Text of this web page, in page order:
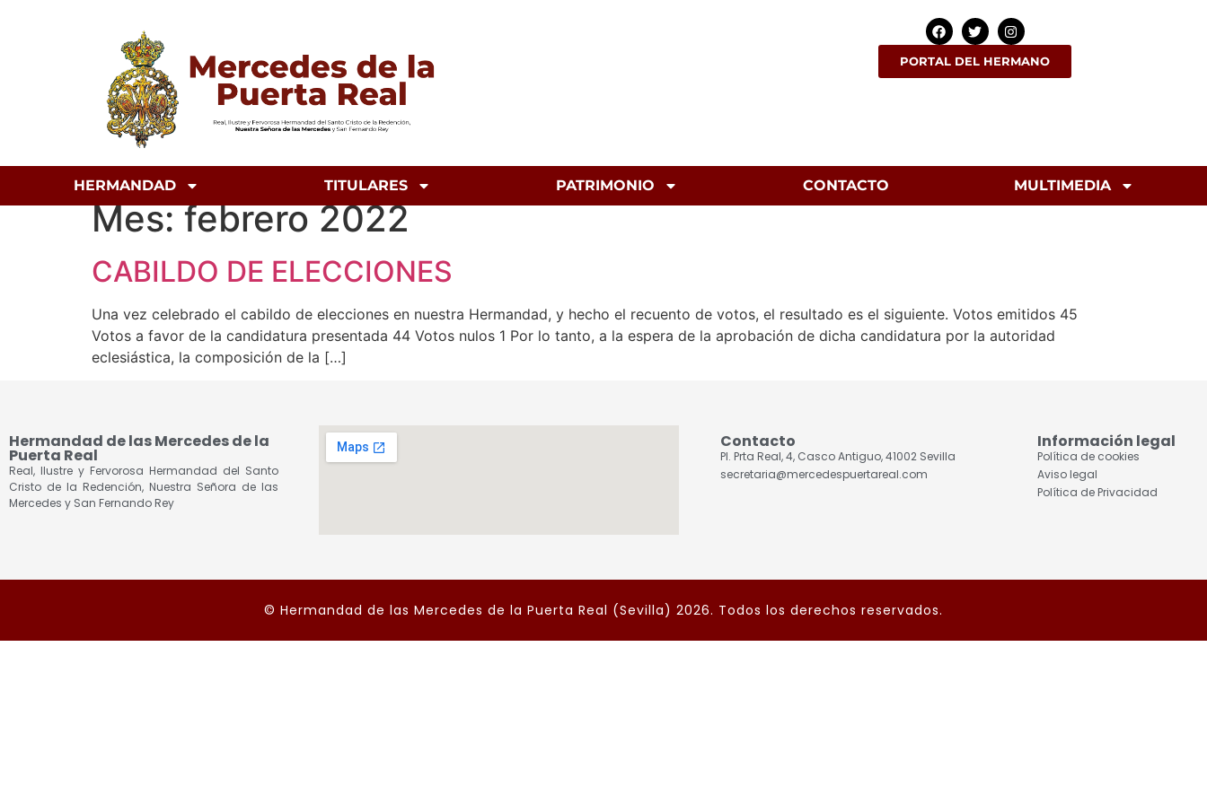
PORTAL DEL HERMANO
HERMANDAD TITULARES PATRIMONIO CONTACTO MULTIMEDIA
Mes:febrero 2022
CABILDO DE ELECCIONES
Una vez celebrado el cabildo de elecciones en nuestra Hermandad, y hecho el recuento de votos, el resultado es el siguiente. Votos emitidos 45
Votos a favor de la candidatura presentada 44 Votos nulos 1 Por lo tanto, a la espera de la aprobación de dicha candidatura por la autoridad
eclesiástica, la composición de la […]
Hermandad de las Mercedes de la
Puerta Real
Real, Ilustre y Fervorosa Hermandad del Santo
Cristo de la Redención, Nuestra Señora de las
Mercedes y San Fernando Rey
Contacto
Pl. Prta Real, 4, Casco Antiguo, 41002 Sevilla
secretaria@mercedespuertareal.com
Información legal
Política de cookies
Aviso legal
Política de Privacidad
© Hermandad de las Mercedes de la Puerta Real (Sevilla) 2026. Todos los derechos reservados.